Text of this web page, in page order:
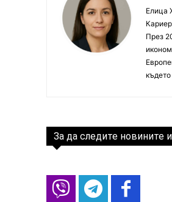
Елица
През
За да следите новините